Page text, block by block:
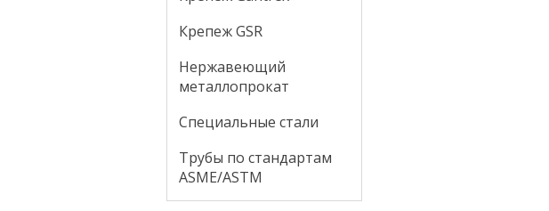
Крепеж GSR
Нержавеющий
металлопрокат
Специальные стали
Трубы по стандартам
ASME/ASTM